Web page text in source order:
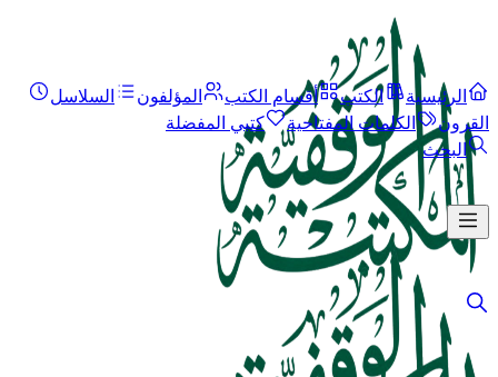
الرئيسية الكتب أقسام الكتب المؤلفون
السلاسل
القرون
الكلمات المفتاحية
كتبي المفضلة
البحث